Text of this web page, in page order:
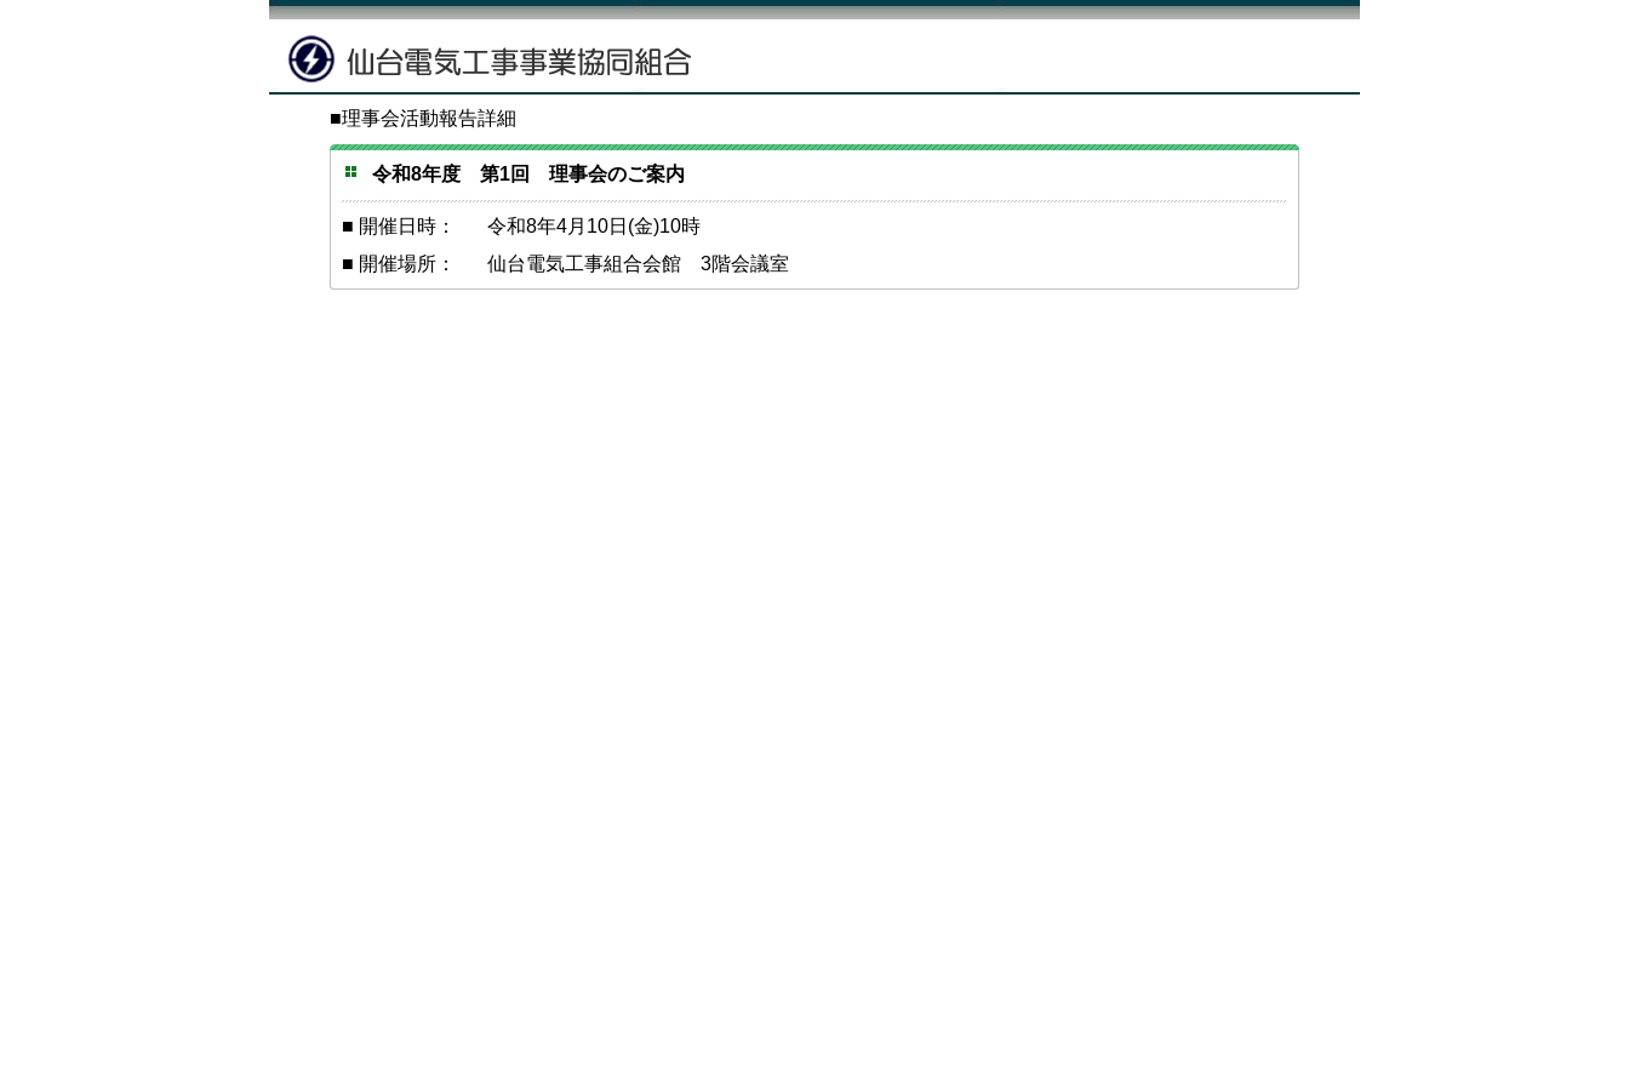
■理事会活動報告詳細
令和8年度 第1回 理事会のご案内
■ 開催日時：
令和8年4月10日(金)10時
■ 開催場所：
仙台電気工事組合会館 3階会議室